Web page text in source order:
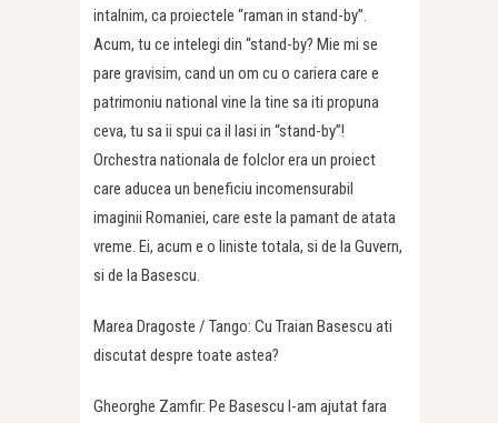
intalnim, ca proiectele “raman in stand-by”.
Acum, tu ce intelegi din “stand-by? Mie mi se
pare gravisim, cand un om cu o cariera care e
patrimoniu national vine la tine sa iti propuna
ceva, tu sa ii spui ca il lasi in “stand-by”!
Orchestra nationala de folclor era un proiect
care aducea un beneficiu incomensurabil
imaginii Romaniei, care este la pamant de atata
vreme. Ei, acum e o liniste totala, si de la Guvern,
si de la Basescu.
Marea Dragoste / Tango: Cu Traian Basescu ati
discutat despre toate astea?
Gheorghe Zamfir: Pe Basescu l-am ajutat fara